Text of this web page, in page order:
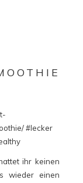
ihr keinen
wieder einen